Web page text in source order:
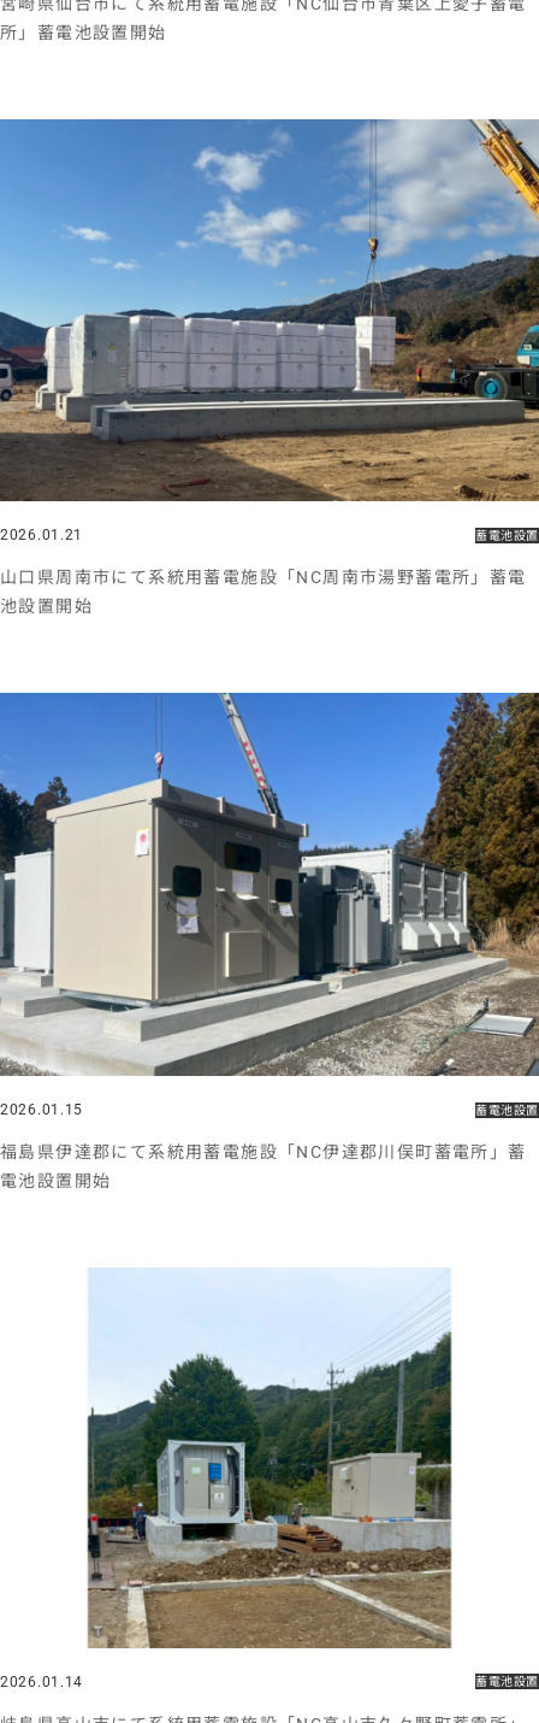
所」蓄電池設置開始
2026.01.21 蓄電池設置
山口県周南市にて系統用蓄電施設「NC周南市湯野蓄電所」蓄電
池設置開始
2026.01.15 蓄電池設置
福島県伊達郡にて系統用蓄電施設「NC伊達郡川俣町蓄電所」蓄
電池設置開始
2026.01.14 蓄電池設置